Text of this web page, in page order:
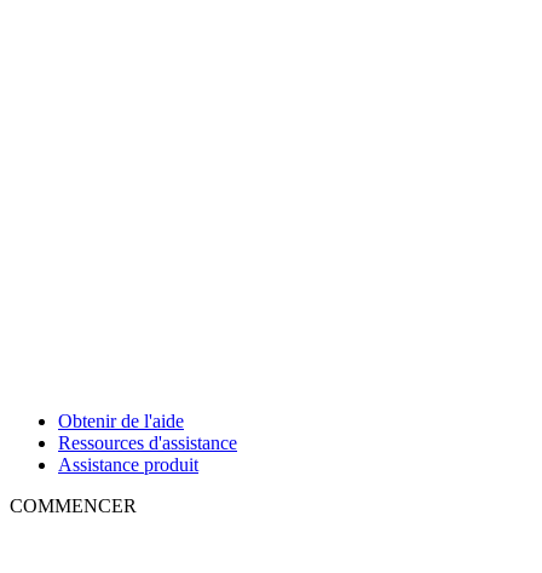
Obtenir de l'aide
Ressources d'assistance
Assistance produit
COMMENCER